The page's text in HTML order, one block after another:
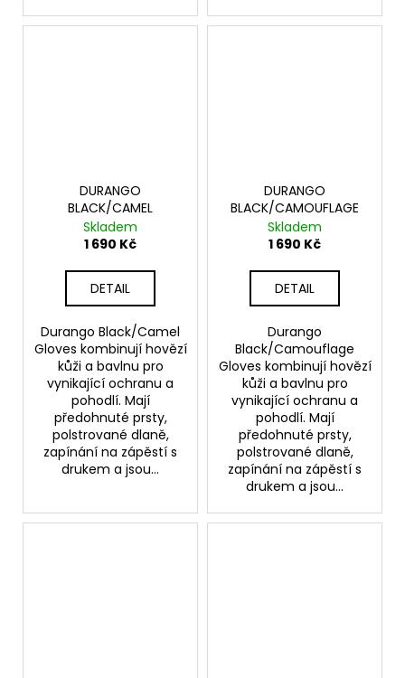
DURANGO
BLACK/CAMEL
Skladem
1 690 Kč
DETAIL
Durango Black/Camel
Gloves kombinují hovězí
kůži a bavlnu pro
vynikající ochranu a
pohodlí. Mají
předohnuté prsty,
polstrované dlaně,
zapínání na zápěstí s
drukem a jsou...
DURANGO
BLACK/CAMOUFLAGE
Skladem
1 690 Kč
DETAIL
Durango
Black/Camouflage
Gloves kombinují hovězí
kůži a bavlnu pro
vynikající ochranu a
pohodlí. Mají
předohnuté prsty,
polstrované dlaně,
zapínání na zápěstí s
drukem a jsou...